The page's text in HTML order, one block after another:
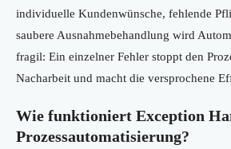
individuelle Kundenwünsche, fehlende
saubere Ausnahmebehandlung wird
fragil: Ein einzelner Fehler stoppt den
Nacharbeit und macht die versprochene
Wie funktioniert Exception
Prozessautomatisierung?